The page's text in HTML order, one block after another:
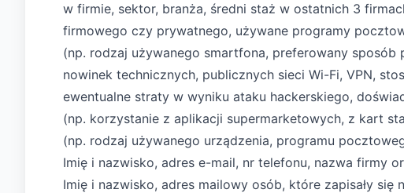
w firmie, sektor, branża, średni staż w ostatnich 3
firmowego czy prywatnego, używane programy
(np. rodzaj używanego smartfona, preferowany sposób
nowinek technicznych, publicznych sieci Wi-Fi, VPN,
ewentualne straty w wyniku ataku hackerskiego,
(np. korzystanie z aplikacji supermarketowych, z kart
(np. rodzaj używanego urządzenia, programu
Imię i nazwisko, adres e-mail, nr telefonu, nazwa firmy
Imię i nazwisko, adres mailowy osób, które zapisały się